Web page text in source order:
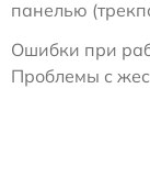
панелью
Ошибки при
Проблемы с